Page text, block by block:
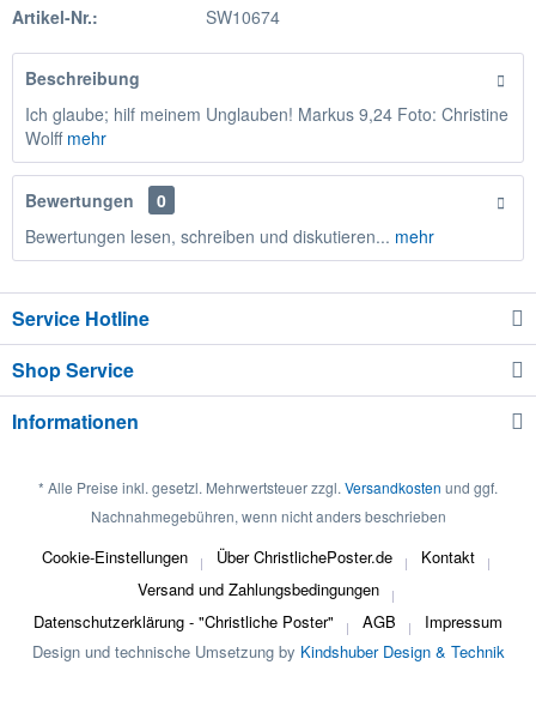
Artikel-Nr.: SW10674
Beschreibung
Ich glaube; hilf meinem Unglauben! Markus 9,24 Foto: Christine
Wolff mehr
Bewertungen
0
Bewertungen lesen, schreiben und diskutieren... mehr
Service Hotline
Shop Service
Informationen
* Alle Preise inkl. gesetzl. Mehrwertsteuer zzgl. Versandkosten und ggf.
Nachnahmegebühren, wenn nicht anders beschrieben
Cookie-Einstellungen Über ChristlichePoster.de
Kontakt
Versand und Zahlungsbedingungen
Datenschutzerklärung - "Christliche Poster"
AGB
Impressum
Design und technische Umsetzung by Kindshuber Design & Technik